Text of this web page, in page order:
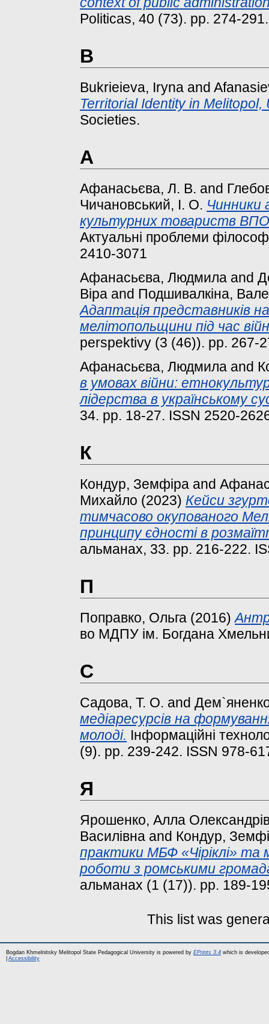
Politicas, 40 (73). pp. 274-
B
Bukrieieva, Iryna and
Territorial Identity in Melitopol,
Societies.
А
Афанасьєва, Л. В. and
Чичановський, І. О. Чинники
культурних товариств ВПО
Актуальні проблеми
2410-3071
Афанасьєва, Людмила and
Віра and Подшивалкіна,
Адаптація представників
мелітопольщини під час
perspektivy (3 (46)). pp. 267-
Афанасьєва, Людмила and
в умовах війни:
лідерства в українському
34. pp. 18-27. ISSN 2520-
К
Кондур, Земфіра and
Михайло (2023) Кейси
тимчасово окупованого
принципу єдності в
альманах, 33. pp. 216-222.
П
Поправко, Ольга (2016)
во МДПУ ім. Богдана
С
Садова, Т. О. and
медіаресурсів на
молоді. Інформаційні
(9). pp. 239-242. ISSN 978-
Я
Ярошенко, Алла
Василівна and Кондур,
практики МБФ «Чіріклі» та
роботи з ромськими
альманах (1 (17)). pp. 189-
This list was
Bogdan Khmelnitsky Melitopol State Pedagogical University is powered by EPrints 3.4 which is
Accessibility